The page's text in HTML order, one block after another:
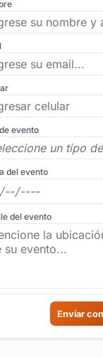
evento
del evento
del evento
Enviar